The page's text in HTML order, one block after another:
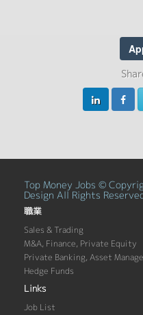
Top Money Jobs ©
Design All Rights
職業
Sales & Trading
M&A, Finance, Private Equity
Private Banking, Asset
Hedge Funds
Links
Job List